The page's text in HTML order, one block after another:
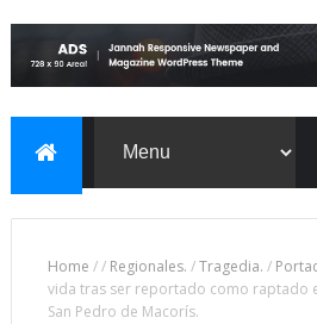
Home // Regionales. /Tragedia. /
vida tras ser reportado como raptado
San Pedro de Macorís.